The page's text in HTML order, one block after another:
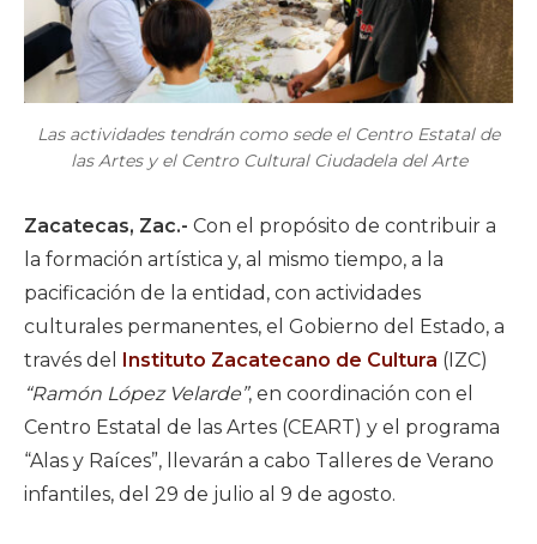
Las actividades tendrán como sede el Centro Estatal de
las Artes y el Centro Cultural Ciudadela del Arte
Zacatecas, Zac.- Con el propósito de contribuir a
la formación artística y, al mismo tiempo, a la
pacificación de la entidad, con actividades
culturales permanentes, el Gobierno del Estado, a
través del
Instituto Zacatecano de Cultura (IZC)
“Ramón López Velarde”, en coordinación con el
Centro Estatal de las Artes (CEART) y el programa
“Alas y Raíces”, llevarán a cabo Talleres de Verano
infantiles, del 29 de julio al 9 de agosto.